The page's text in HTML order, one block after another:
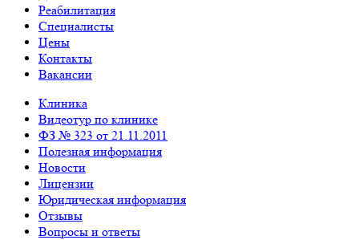
Реабилитация
Специалисты
Цены
Контакты
Вакансии
Клиника
Видеотур по клинике
ФЗ № 323 от 21.11.2011
Полезная информация
Новости
Лицензии
Юридическая информация
Отзывы
Вопросы и ответы